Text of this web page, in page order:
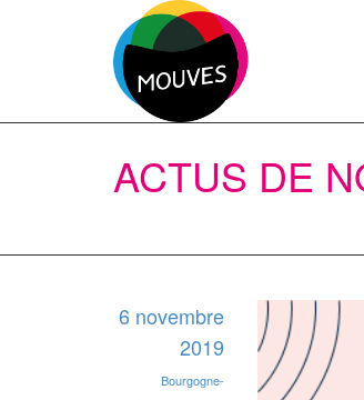
ACTUS DE
6 novembre
2019
Bourgogne-